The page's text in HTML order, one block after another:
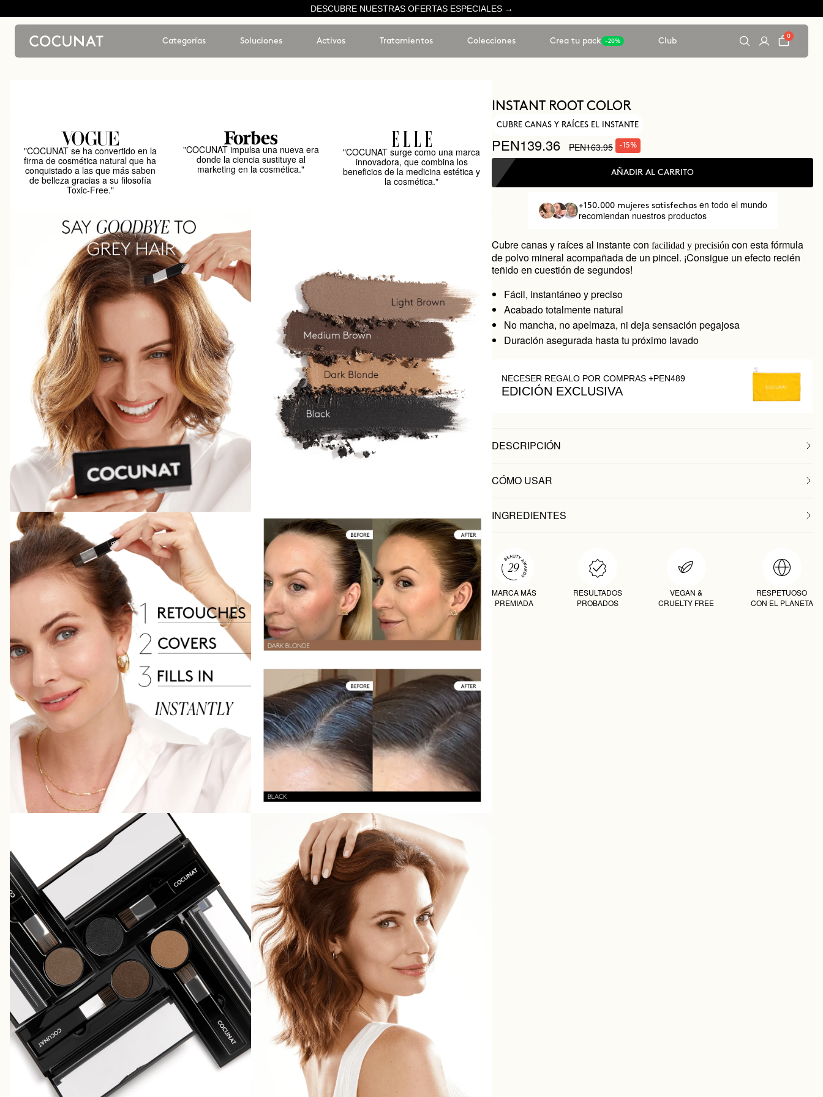
DESCUBRE NUESTRAS OFERTAS ESPECIALES →
Categorías Soluciones Activos Tratamientos Colecciones Crea tu pack -20% Club
0
"COCUNAT se ha convertido en la
firma de cosmética natural que ha
conquistado a las que más saben
de belleza gracias a su filosofía
Toxic-Free."
"COCUNAT impulsa una nueva era
donde la ciencia sustituye al
marketing en la cosmética."
"COCUNAT surge como una marca
innovadora, que combina los
beneficios de la medicina estética y
la cosmética."
INSTANT ROOT COLOR
CUBRE CANAS Y RAÍCES EL INSTANTE
PEN139.36 PEN163.95 -15%
AÑADIR AL CARRITO
+150.000 mujeres satisfechas en todo el mundo
recomiendan nuestros productos
Cubre canas y raíces al instante confacilidad y precisión con esta fórmula
de polvo mineral acompañada de un pincel. ¡Consigue un efecto recién
teñido en cuestión de segundos!
Fácil, instantáneo y preciso
Acabado totalmente natural
No mancha, no apelmaza, ni deja sensación pegajosa
Duración asegurada hasta tu próximo lavado
NECESER REGALO POR COMPRAS +PEN489
EDICIÓN EXCLUSIVA
DESCRIPCIÓN
CÓMO USAR
INGREDIENTES
MARCA MÁS
PREMIADA
RESULTADOS
PROBADOS
VEGAN &
CRUELTY FREE
RESPETUOSO
CON EL PLANETA